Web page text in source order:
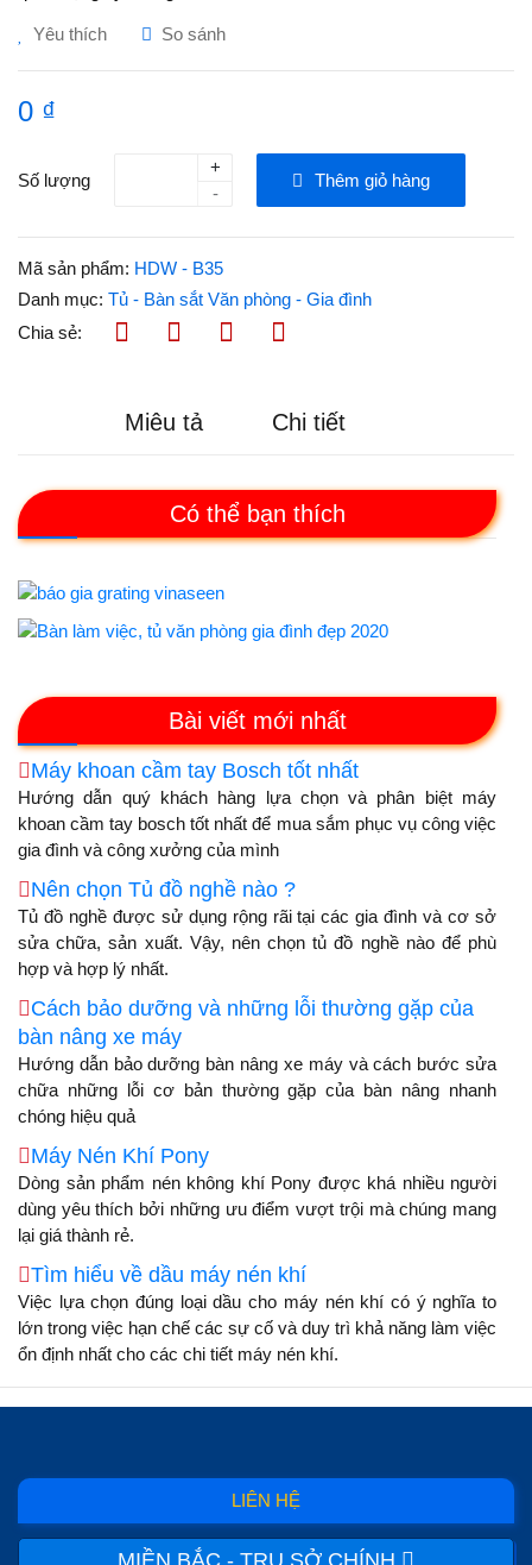
Yêu thích So sánh
0 ₫
Số lượng
+
-
Thêm giỏ hàng
Mã sản phẩm: HDW - B35
Danh mục: Tủ - Bàn sắt Văn phòng - Gia đình
Chia sẻ:
Có thể bạn thích
Bài viết mới nhất
Máy khoan cầm tay Bosch tốt nhất
Hướng dẫn quý khách hàng lựa chọn và phân biệt máy
khoan cầm tay bosch tốt nhất để mua sắm phục vụ công việc
gia đình và công xưởng của mình
Nên chọn Tủ đồ nghề nào ?
Tủ đồ nghề được sử dụng rộng rãi tại các gia đình và cơ sở
sửa chữa, sản xuất. Vậy, nên chọn tủ đồ nghề nào để phù
hợp và hợp lý nhất.
Cách bảo dưỡng và những lỗi thường gặp của
bàn nâng xe máy
Hướng dẫn bảo dưỡng bàn nâng xe máy và cách bước sửa
chữa những lỗi cơ bản thường gặp của bàn nâng nhanh
chóng hiệu quả
Máy Nén Khí Pony
Dòng sản phẩm nén không khí Pony được khá nhiều người
dùng yêu thích bởi những ưu điểm vượt trội mà chúng mang
lại giá thành rẻ.
Tìm hiểu về dầu máy nén khí
Việc lựa chọn đúng loại dầu cho máy nén khí có ý nghĩa to
lớn trong việc hạn chế các sự cố và duy trì khả năng làm việc
ổn định nhất cho các chi tiết máy nén khí.
Miêu tả Chi tiết
LIÊN HỆ